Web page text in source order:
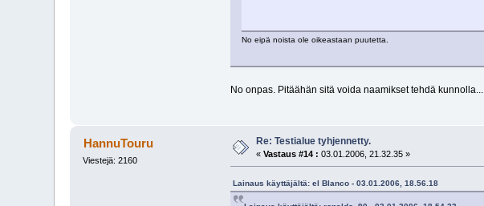
No eipä noista ole oikeastaan puutetta.
No onpas. Pitäähän sitä voida naamikset tehdä kunnolla...
HannuTouru
Viestejä: 2160
Re: Testialue tyhjennetty.
«Vastaus #14 : 03.01.2006, 21.32.35 »
Lainaus käyttäjältä: el Blanco - 03.01.2006, 18.56.18